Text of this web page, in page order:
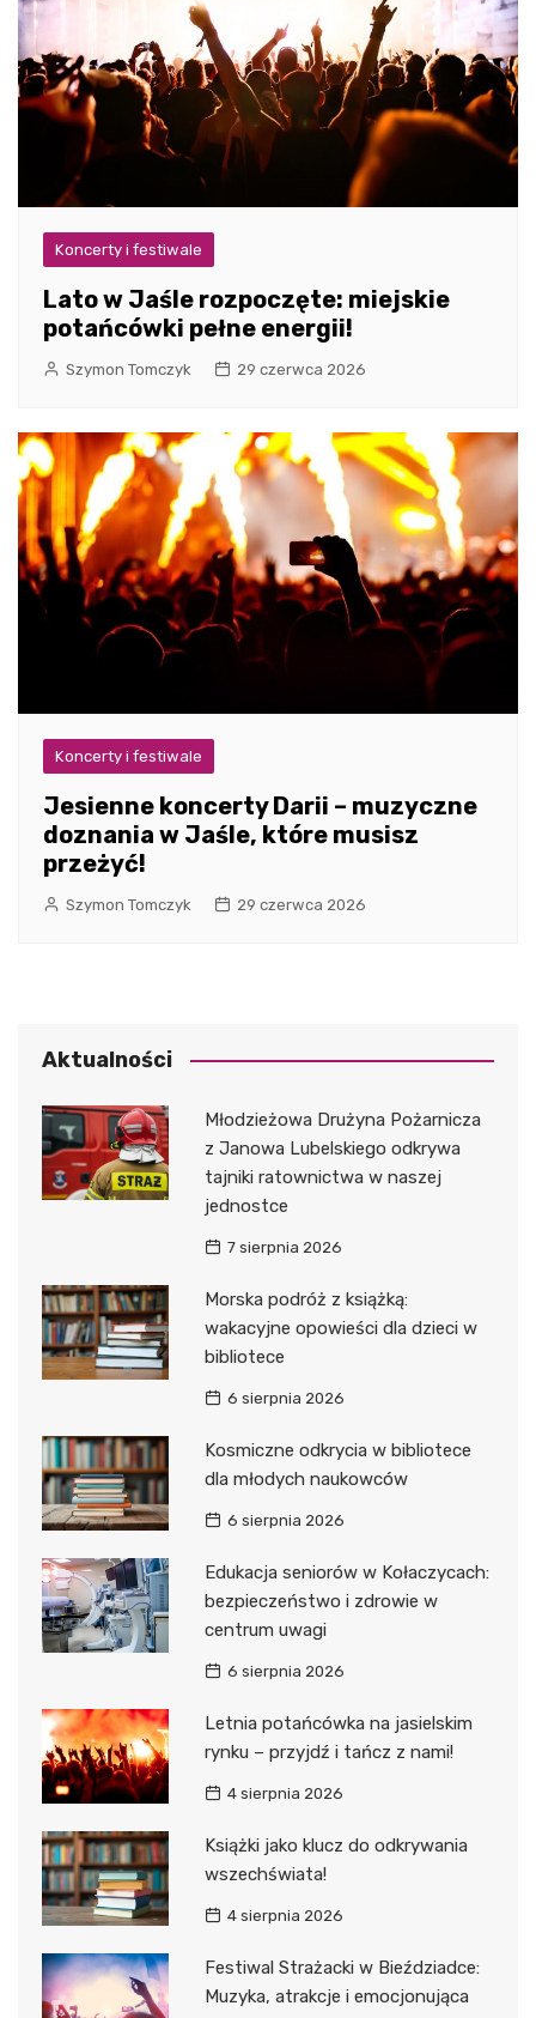
Koncerty i festiwale
Lato w Jaśle rozpoczęte: miejskie
potańcówki pełne energii!
Szymon Tomczyk 29 czerwca 2026
Koncerty i festiwale
Jesienne koncerty Darii – muzyczne
doznania w Jaśle, które musisz
przeżyć!
Szymon Tomczyk 29 czerwca 2026
Aktualności
Młodzieżowa Drużyna Pożarnicza
z Janowa Lubelskiego odkrywa
tajniki ratownictwa w naszej
jednostce
7 sierpnia 2026
Morska podróż z książką:
wakacyjne opowieści dla dzieci w
bibliotece
6 sierpnia 2026
Kosmiczne odkrycia w bibliotece
dla młodych naukowców
6 sierpnia 2026
Edukacja seniorów w Kołaczycach:
bezpieczeństwo i zdrowie w
centrum uwagi
6 sierpnia 2026
Letnia potańcówka na jasielskim
rynku – przyjdź i tańcz z nami!
4 sierpnia 2026
Książki jako klucz do odkrywania
wszechświata!
4 sierpnia 2026
Festiwal Strażacki w Bieździadce:
Muzyka, atrakcje i emocjonująca